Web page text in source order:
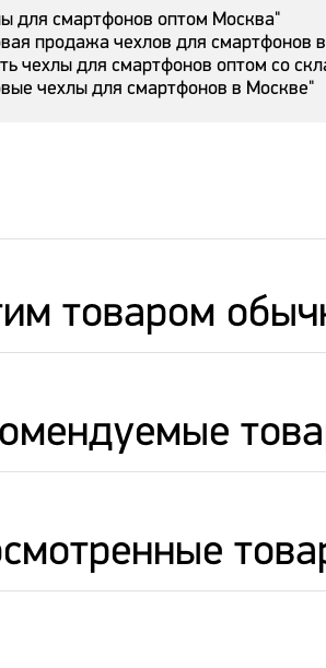
для смартфонов оптом Москва"
продажа чехлов для смартфонов
чехлы для смартфонов оптом со
чехлы для смартфонов в Москве"
товаром